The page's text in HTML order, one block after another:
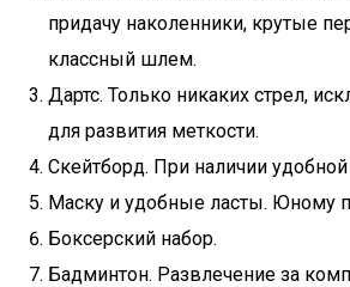
придачу наколенники, крутые
классный шлем.
Дартс. Только никаких стрел,
для развития меткости.
Скейтборд. При наличии
Маску и удобные ласты. Юному
Боксерский набор.
Бадминтон. Развлечение за